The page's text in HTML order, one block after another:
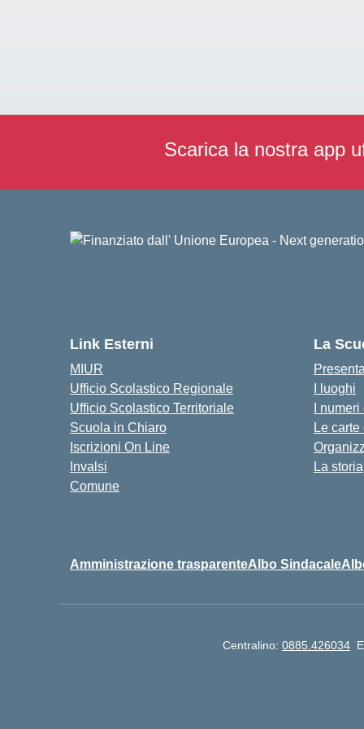
Scarica la nostra app
Link Esterni
MIUR
Ufficio Scolastico Regionale
Ufficio Scolastico Territoriale
Scuola in Chiaro
Iscrizioni On Line
Invalsi
Comune
La
I luoghi
I
Le
La storia
Amministrazione trasparenteAlbo Sindacale
Centralino: 0885.426034